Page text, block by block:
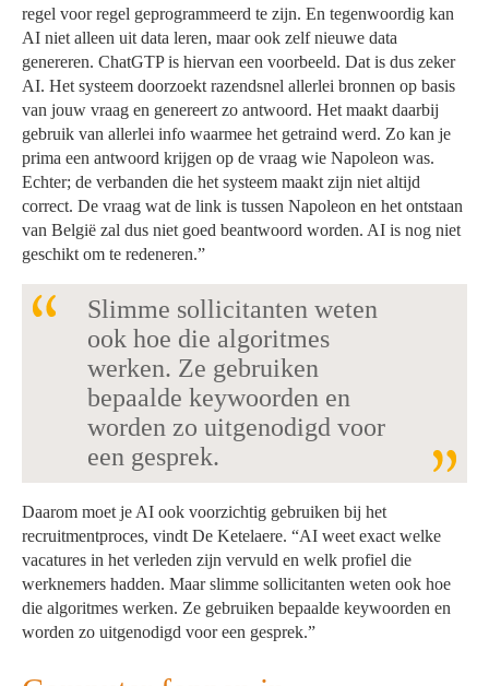
regel voor regel geprogrammeerd te zijn. En tegenwoordig kan
AI niet alleen uit data leren, maar ook zelf nieuwe data
genereren. ChatGTP is hiervan een voorbeeld. Dat is dus zeker
AI. Het systeem doorzoekt razendsnel allerlei bronnen op basis
van jouw vraag en genereert zo antwoord. Het maakt daarbij
gebruik van allerlei info waarmee het getraind werd. Zo kan je
prima een antwoord krijgen op de vraag wie Napoleon was.
Echter; de verbanden die het systeem maakt zijn niet altijd
correct. De vraag wat de link is tussen Napoleon en het ontstaan
van België zal dus niet goed beantwoord worden. AI is nog niet
geschikt om te redeneren.”
Slimme sollicitanten weten
ook hoe die algoritmes
werken. Ze gebruiken
bepaalde keywoorden en
worden zo uitgenodigd voor
een gesprek.
Daarom moet je AI ook voorzichtig gebruiken bij het
recruitmentproces, vindt De Ketelaere. “AI weet exact welke
vacatures in het verleden zijn vervuld en welk profiel die
werknemers hadden. Maar slimme sollicitanten weten ook hoe
die algoritmes werken. Ze gebruiken bepaalde keywoorden en
worden zo uitgenodigd voor een gesprek.”